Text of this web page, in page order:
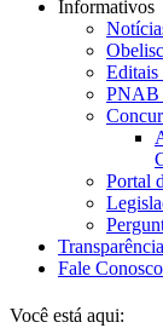
Informativos
Editais
PNAB
Portal
Transparência
Fale Conosco
Você está aqui: